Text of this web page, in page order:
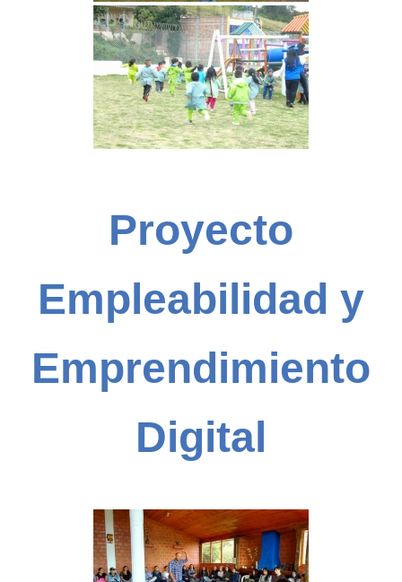
Proyecto
Empleabilidad y
Emprendimiento
Digital